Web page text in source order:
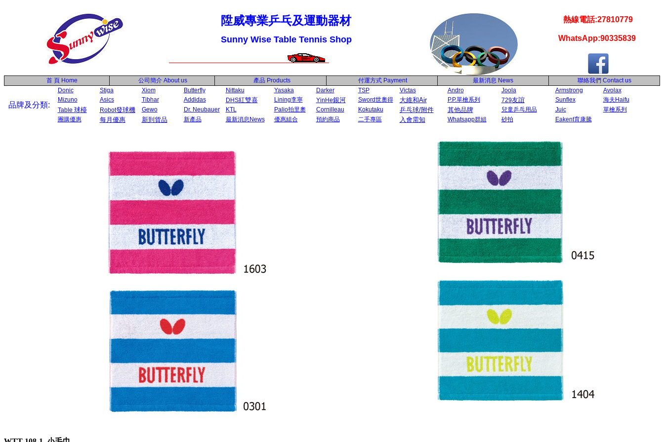
陞威專業乒乓及運動器材
Sunny Wise Table Tennis Shop
熱線電話:27810779
WhatsApp:90335839
首 頁 Home 公司簡介 About us 產品 Products 付運方式 Payment 最新消息 News 聯絡我們 Contact us
品牌及分類:
Donic Stiga Xiom Butterfly Nittaku Yasaka Darker TSP Victas Andro Joola Armstrong
Avolax
Mizuno
Asics Tibhar Addidas DHS紅雙喜 Lining李寧 YinHe銀河 Sword世奧得 大維和Air P.P.單檜系列 729友誼 Sunflex
海夫Haifu
Table 球檯 Robot發球機 Gewo Dr. Neubauer KTL Palio拍里奧 Cornilleau Kokutaku 乒乓球/附件 其他品牌 兒童乒乓用品 Juic
單檜系列
團購優惠
每月優惠 新到貨品 新產品 最新消息News 優惠組合 預約商品 二手專區 入會需知 Whatsapp群組 砂拍 Eakent育康騰